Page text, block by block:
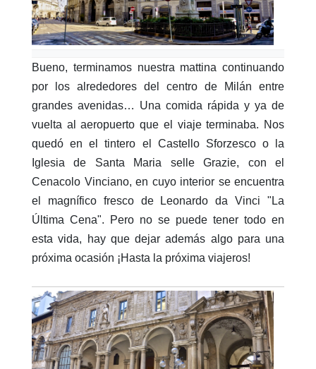
Bueno, terminamos nuestra mattina continuando
por los alrededores del centro de Milán entre
grandes avenidas… Una comida rápida y ya de
vuelta al aeropuerto que el viaje terminaba. Nos
quedó en el tintero el Castello Sforzesco o la
Iglesia de Santa Maria selle Grazie, con el
Cenacolo Vinciano, en cuyo interior se encuentra
el magnífico fresco de Leonardo da Vinci "La
Última Cena". Pero no se puede tener todo en
esta vida, hay que dejar además algo para una
próxima ocasión ¡Hasta la próxima viajeros!